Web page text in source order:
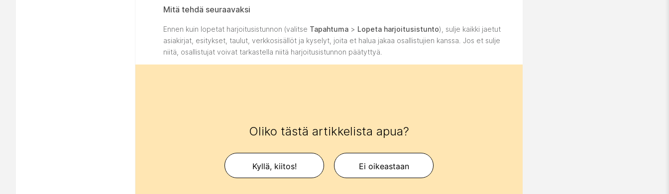
Mitä tehdä seuraavaksi
Ennen kuin lopetat harjoitusistunnon (valitse Tapahtuma > Lopeta harjoitusistunto), sulje kaikki jaetut
asiakirjat, esitykset, taulut, verkkosisällöt ja kyselyt, joita et halua jakaa osallistujien kanssa. Jos et sulje
niitä, osallistujat voivat tarkastella niitä harjoitusistunnon päätyttyä.
Oliko tästä artikkelista apua?
Kyllä, kiitos! Ei oikeastaan